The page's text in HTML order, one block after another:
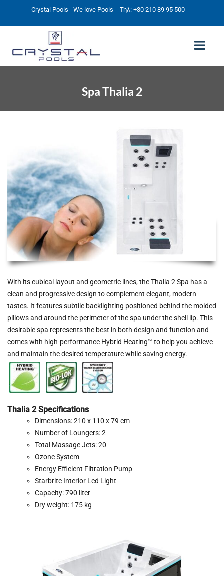
Crystal Pools - We love Pools - Τηλ: +30 210 89 95 500
PHOTOS
ΠΙΣΙΝΕΣ ΠΡΟΚΑΤ (ΑΔΕΙΑ ΜΙΚΡΗΣ ΚΛΙΜΑΚΑΣ)
ΥΠΕΡΓΕΙΕΣ – ΧΩΡΙΣ ΑΔΕΙΑ
ΠΙΣΙΝΕΣ ΜΠΕΤΟΝ
ΠΙΣΙΝΑ SKIMMER
ΠΙΣΙΝΑ ΜΕ ΥΠΕΡΧΕΙΛΙΣΗ
ΠΙΣΙΝΑ ΜΕ ΚΑΤΑΡΡΑΚΤΗ
ΠΙΣΙΝΕΣ ΠΛΑΖ
SPAS
ΕΠΕΝΔΥΣΗ
ΕΞΟΠΛΙΣΜΟΣ ΑΞΕΣΟΥΑΡ ΠΙΣΙΝΑΣ
ΑΠΟΛΥΜΑΝΣΗ ΝΕΡΟΥ
ΕΠΙΚΟΙΝΩΝΙΑ
ESHOP
ΑΝΤΛΊΕΣ ΑΝΑΚΥΚΛΟΦΟΡΊΑΣ
ΦΊΛΤΡΑ
Spa Thalia 2
With its cubical layout and geometric lines, the Thalia 2 Spa has a
clean and progressive design to complement elegant, modern
tastes. It features subtile backlighting positioned behind the molded
pillows and around the perimeter of the spa under the shell lip. This
desirable spa represents the best in both design and function and
comes with high-performance Hybrid Heating™ to help you achieve
and maintain the desired temperature while saving energy.
Thalia 2 Specifications
Dimensions: 210 x 110 x 79 cm
Number of Loungers: 2
Total Massage Jets: 20
Ozone System
Energy Efficient Filtration Pump
Starbrite Interior Led Light
Capacity: 790 liter
Dry weight: 175 kg